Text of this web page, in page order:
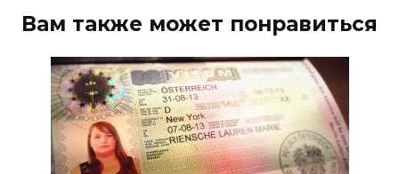
Вам также может понравиться